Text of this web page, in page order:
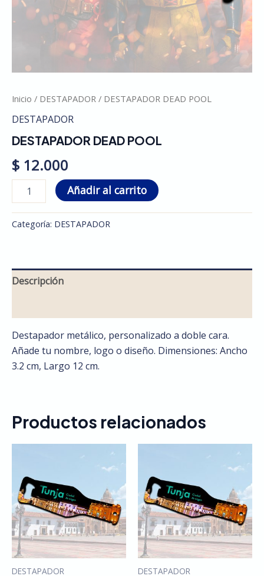
Inicio / DESTAPADOR / DESTAPADOR DEAD POOL
DESTAPADOR
DESTAPADOR DEAD POOL
$ 12.000
Añadir al carrito
Categoría: DESTAPADOR
Descripción
Destapador metálico, personalizado a doble cara.
Añade tu nombre, logo o diseño. Dimensiones: Ancho
3.2 cm, Largo 12 cm.
Productos relacionados
DESTAPADOR DESTAPADOR